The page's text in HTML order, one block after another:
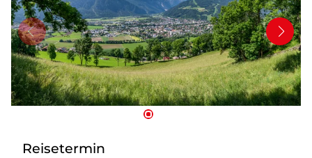
Bus mieten
Katalog anfordern
Uber uns
Reisetermin